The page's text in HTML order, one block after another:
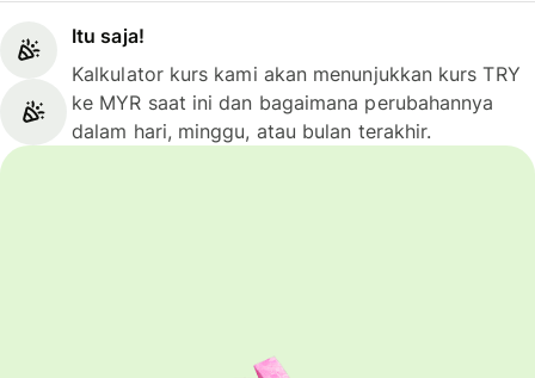
Itu saja!
Kalkulator kurs kami akan menunjukkan kurs TRY
ke MYR saat ini dan bagaimana perubahannya
dalam hari, minggu, atau bulan terakhir.